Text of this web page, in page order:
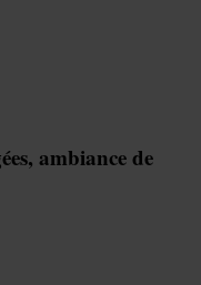
ambiance de